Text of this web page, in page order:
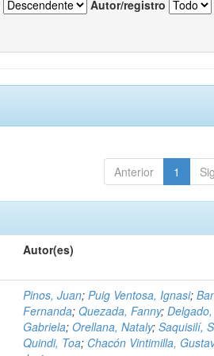
Autor/registro
Anterior 1
Autor(es)
Pinos, Juan;Puig Ventosa, Ignasi;
Fernanda;Quezada, Fanny;Delgado,
Gabriela;Orellana, Nataly;Saquisilí,
Quindi, Toa; Chacón Vintimilla,